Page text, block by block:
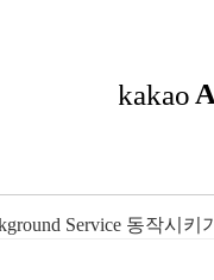
Service 동작시키기